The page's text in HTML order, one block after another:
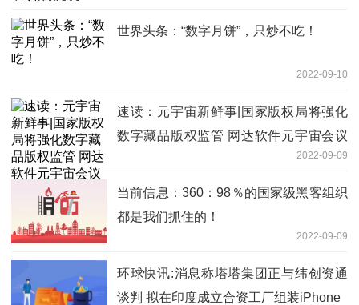
世界头条：“数字月饼”，只炒不吃！
2022-09-10
速读：元宇宙新鲜事|国家版权局将强化
数字藏品版权监管 网达软件元宇宙会议
2022-09-09
当前信息：360：98％的国家级黑客组织
都是我们抓住的！
2022-09-09
环球快讯:消息称塔塔集团正与纬创资通
谈判 拟在印度成立合资工厂组装iPhone